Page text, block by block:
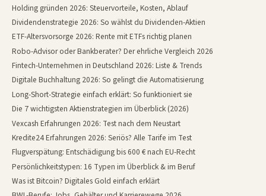
Holding gründen 2026: Steuervorteile, Kosten, Ablauf
Dividendenstrategie 2026: So wählst du Dividenden-Aktien
ETF-Altersvorsorge 2026: Rente mit ETFs richtig planen
Robo-Advisor oder Bankberater? Der ehrliche Vergleich 2026
Fintech-Unternehmen in Deutschland 2026: Liste & Trends
Digitale Buchhaltung 2026: So gelingt die Automatisierung
Long-Short-Strategie einfach erklärt: So funktioniert sie
Die 7 wichtigsten Aktienstrategien im Überblick (2026)
Vexcash Erfahrungen 2026: Test nach dem Neustart
Kredite24 Erfahrungen 2026: Seriös? Alle Tarife im Test
Flugverspätung: Entschädigung bis 600 € nach EU-Recht
Persönlichkeitstypen: 16 Typen im Überblick & im Beruf
Was ist Bitcoin? Digitales Gold einfach erklärt